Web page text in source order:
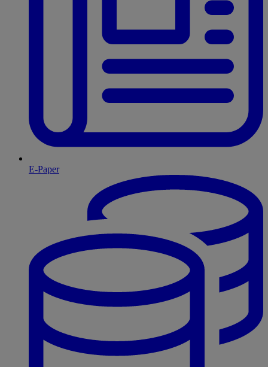
E-Paper